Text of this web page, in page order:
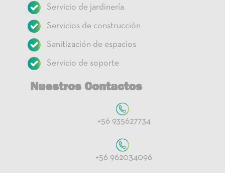
Servicio de jardinería
Servicios de construcción
Sanitización de espacios
Servicio de soporte
Nuestros Contactos
+56 935627734
+56 962034096